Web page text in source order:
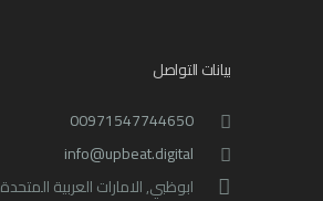
بيانات التواصل
00971547744650
info@upbeat.digital
ابوظبي, الامارات العربية المتحدة